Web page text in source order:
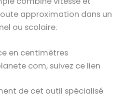
approximation dans un
ou scolaire.
en centimètres
com, suivez ce lien
de cet outil spécialisé